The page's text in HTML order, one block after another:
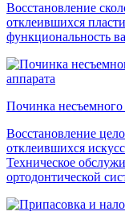
Восстановление
отклеившихся
функциональность
Починка несъемного
Восстановление
отклеившихся
Техническое
ортодонтической